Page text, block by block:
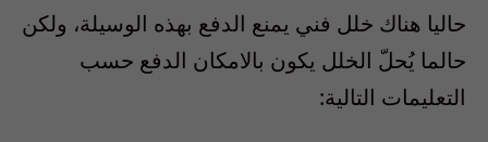
حاليا هناك خلل فني يمنع الدفع بهذه الوسيلة، ولكن
حالما يُحلّ الخلل يكون بالامكان الدفع حسب
التعليمات التالية: